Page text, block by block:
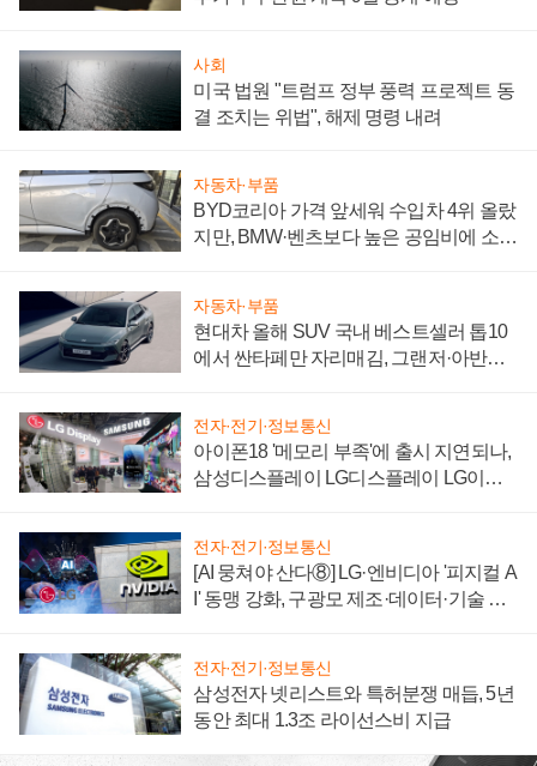
사회
미국 법원 "트럼프 정부 풍력 프로젝트 동
결 조치는 위법", 해제 명령 내려
자동차·부품
BYD코리아 가격 앞세워 수입차 4위 올랐
지만, BMW·벤츠보다 높은 공임비에 소비
자동차·부품
현대차 올해 SUV 국내 베스트셀러 톱10
에서 싼타페만 자리매김, 그랜저·아반떼
전자·전기·정보통신
아이폰18 '메모리 부족'에 출시 지연되나,
삼성디스플레이 LG디스플레이 LG이노
전자·전기·정보통신
[AI 뭉쳐야 산다⑧] LG·엔비디아 '피지컬 A
I' 동맹 강화, 구광모 제조·데이터·기술 결
전자·전기·정보통신
삼성전자 넷리스트와 특허분쟁 매듭, 5년
동안 최대 1.3조 라이선스비 지급